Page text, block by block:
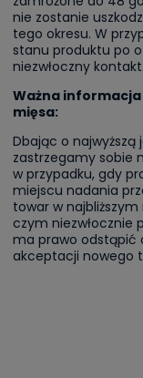
nie zostanie
tego okresu. W
stanu produktu po
niezwłoczny kontakt.
Ważna
mięsa:
Dbając o
zastrzegamy sobie
w przypadku, gdy
miejscu nadania
towar w
czym niezwłocznie
ma prawo odstąpić
akceptacji nowego